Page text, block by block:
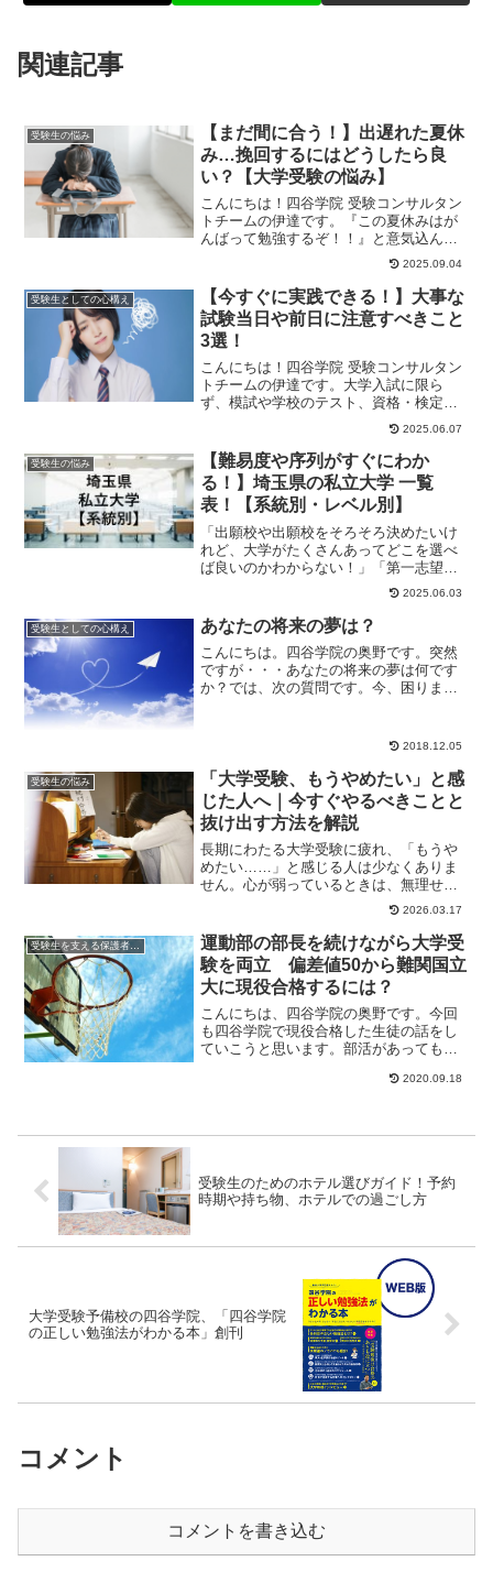
関連記事
受験生の悩み
【まだ間に合う！】出遅れた夏休
み…挽回するにはどうしたら良
い？【大学受験の悩み】
こんにちは！四谷学院 受験コンサルタン
トチームの伊達です。『この夏休みはが
んばって勉強するぞ！！』と意気込んで
いたはずなのに、『部活で忙しくて結局
2025.09.04
受験生としての心構え
【今すぐに実践できる！】大事な
試験当日や前日に注意すべきこと
3選！
こんにちは！四谷学院 受験コンサルタン
トチームの伊達です。大学入試に限ら
ず、模試や学校のテスト、資格・検定試
験など、高校生には大事な試験がたくさ
2025.06.07
受験生の悩み
【難易度や序列がすぐにわか
る！】埼玉県の私立大学 一覧
表！【系統別・レベル別】
「出願校や出願校をそろそろ決めたいけ
れど、大学がたくさんあってどこを選べ
ば良いのかわからない！」「第一志望は
決まった！でも、併願先はどこにすれば
2025.06.03
受験生としての心構え あなたの将来の夢は？
こんにちは。四谷学院の奥野です。突然
ですが・・・あなたの将来の夢は何です
か？では、次の質問です。今、困りませ
2018.12.05
受験生の悩み
「大学受験、もうやめたい」と感
じた人へ｜今すぐやるべきことと
抜け出す方法を解説
長期にわたる大学受験に疲れ、「もうや
めたい……」と感じる人は少なくありま
せん。心が弱っているときは、無理せず
に休息を取り、一度冷静になることが大
2026.03.17
受験生を支える保護者の方へ
運動部の部長を続けながら大学受
験を両立 偏差値50から難関国立
大に現役合格するには？
こんにちは、四谷学院の奥野です。今回
も四谷学院で現役合格した生徒の話をし
ていこうと思います。部活があっても毎
2020.09.18
受験生のためのホテル選びガイド！予約
時期や持ち物、ホテルでの過ごし方
大学受験予備校の四谷学院、「四谷学院
の正しい勉強法がわかる本」創刊
コメント
コメントを書き込む